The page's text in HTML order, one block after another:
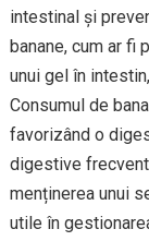
intestinal și
banane, cum ar fi
unui gel în
Consumul de
favorizând o
digestive
menținerea unui
utile în